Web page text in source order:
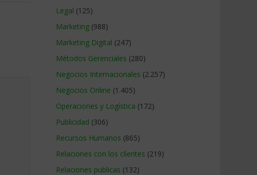
Legal (125)
Marketing (988)
Marketing Digital (247)
Métodos Gerenciales (280)
Negocios Internacionales (2.257)
Negocios Online (1.405)
Operaciones y Logística (172)
Publicidad (306)
Recursos Humanos (865)
Relaciones con los clientes (219)
Relaciones publicas (132)